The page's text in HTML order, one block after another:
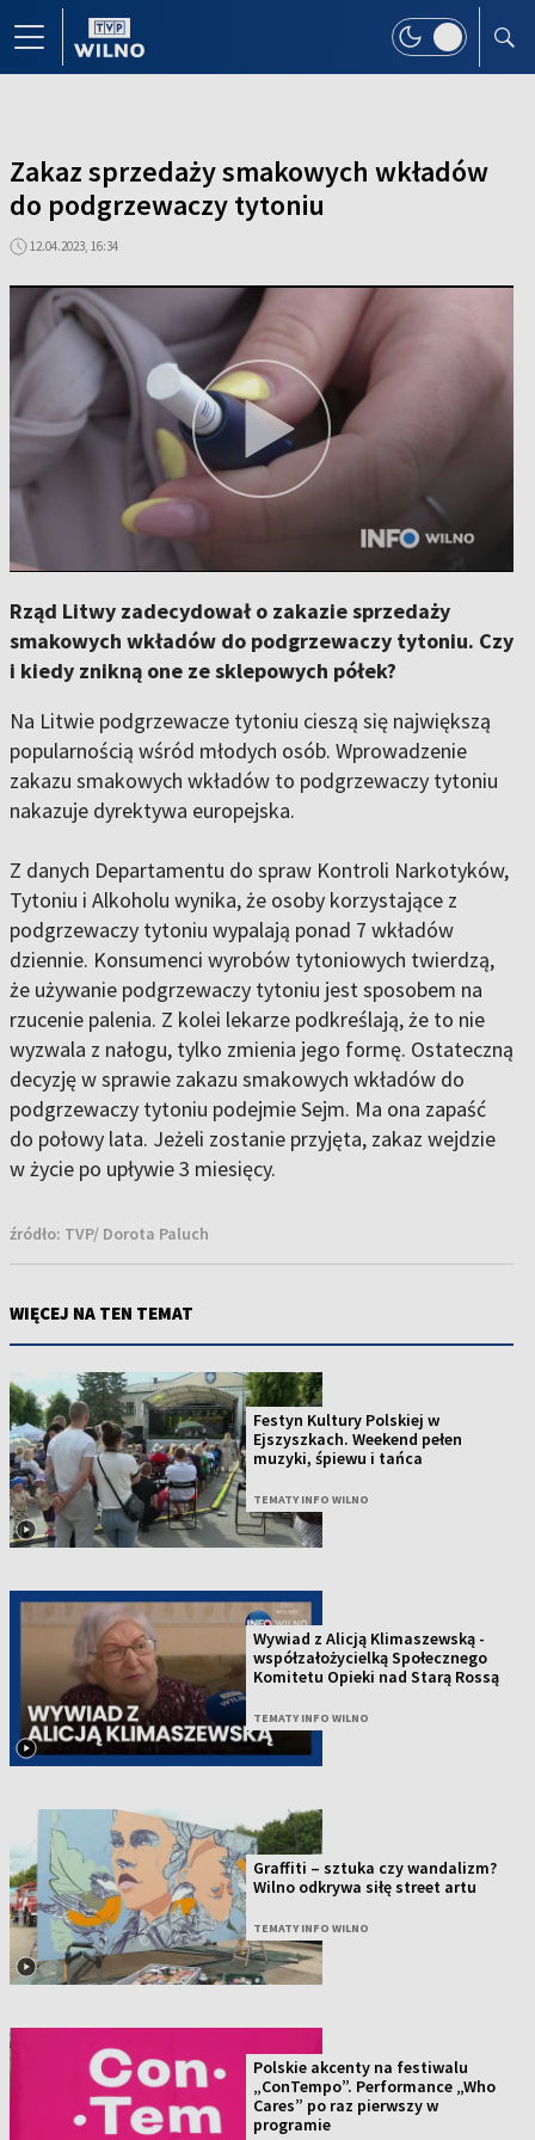
Zakaz sprzedaży smakowych wkładów
do podgrzewaczy tytoniu
12.04.2023, 16:34
Rząd Litwy zadecydował o zakazie sprzedaży
smakowych wkładów do podgrzewaczy tytoniu. Czy
i kiedy znikną one ze sklepowych półek?
Na Litwie podgrzewacze tytoniu cieszą się największą
popularnością wśród młodych osób. Wprowadzenie
zakazu smakowych wkładów to podgrzewaczy tytoniu
nakazuje dyrektywa europejska.
Z danych Departamentu do spraw Kontroli Narkotyków,
Tytoniu i Alkoholu wynika, że osoby korzystające z
podgrzewaczy tytoniu wypalają ponad 7 wkładów
dziennie. Konsumenci wyrobów tytoniowych twierdzą,
że używanie podgrzewaczy tytoniu jest sposobem na
rzucenie palenia. Z kolei lekarze podkreślają, że to nie
wyzwala z nałogu, tylko zmienia jego formę. Ostateczną
decyzję w sprawie zakazu smakowych wkładów do
podgrzewaczy tytoniu podejmie Sejm. Ma ona zapaść
do połowy lata. Jeżeli zostanie przyjęta, zakaz wejdzie
w życie po upływie 3 miesięcy.
źródło: TVP/ Dorota Paluch
WIĘCEJ NA TEN TEMAT
Festyn Kultury Polskiej w
Ejszyszkach. Weekend pełen
muzyki, śpiewu i tańca
TEMATY INFO WILNO
Wywiad z Alicją Klimaszewską -
współzałożycielką Społecznego
Komitetu Opieki nad Starą Rossą
TEMATY INFO WILNO
Graffiti – sztuka czy wandalizm?
Wilno odkrywa siłę street artu
TEMATY INFO WILNO
Polskie akcenty na festiwalu
„ConTempo”. Performance „Who
Cares” po raz pierwszy w
programie